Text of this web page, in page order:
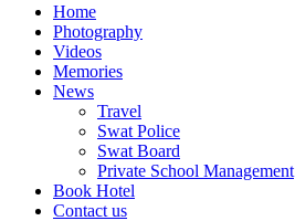
Home
Photography
Videos
Memories
News
Travel
Swat Police
Swat Board
Private School Management
Book Hotel
Contact us